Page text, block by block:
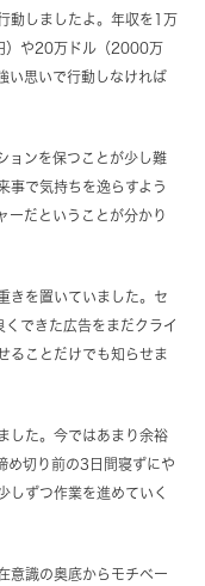
動しましたよ。年収を1万
）や20万ドル（2000万
い思いで行動しなければ
ョンを保つことが少し難
事で気持ちを逸らすよう
ーだということが分かり
きを置いていました。セ
くできた広告をまだクライ
ることだけでも知らせま
した。今ではあまり余裕
め切り前の3日間寝ずにや
しずつ作業を進めていく
意識の奥底からモチベー